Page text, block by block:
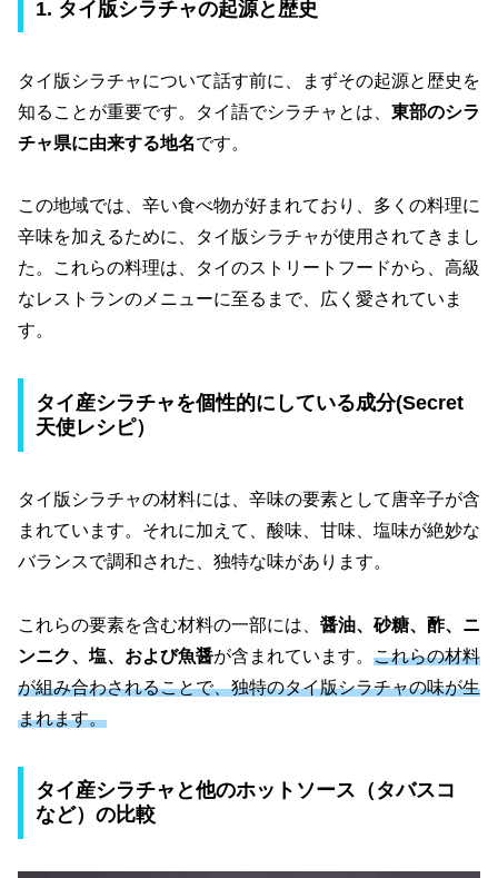
1. タイ版シラチャの起源と歴史
タイ版シラチャについて話す前に、まずその起源と歴史を
知ることが重要です。タイ語でシラチャとは、 東部のシラ
チャ県に由来する地名です。
この地域では、辛い食べ物が好まれており、多くの料理に
辛味を加えるために、タイ版シラチャが使用されてきまし
た。これらの料理は、タイのストリートフードから、高級
なレストランのメニューに至るまで、広く愛されていま
す。
タイ産シラチャを個性的にしている成分(Secret
天使レシピ）
タイ版シラチャの材料には、辛味の要素として唐辛子が含
まれています。それに加えて、酸味、甘味、塩味が絶妙な
バランスで調和された、独特な味があります。
これらの要素を含む材料の一部には、 醤油、砂糖、酢、ニ
ンニク、塩、および魚醤が含まれています。 これらの材料
が組み合わされることで、独特のタイ版シラチャの味が生
まれます。
タイ産シラチャと他のホットソース（タバスコ
など）の比較